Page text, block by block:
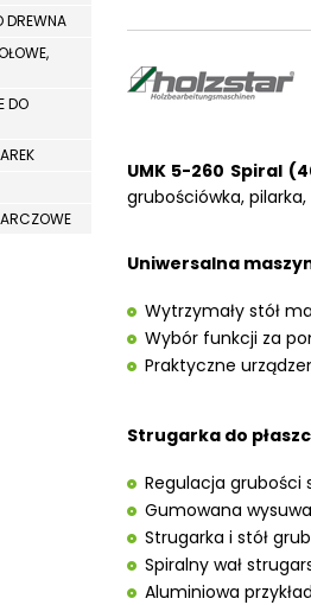
DO
MAGNETYCZNE
– FREZARKI STOŁOWE
DO BLACHY
DODATKOWE OPTIMUM
UMK 5-260 Spiral
grubościówka,
Uniwersalna
Wytrzymały stół
Wybór funkcji za
Praktyczne
Strugarka do
Regulacja grubości
Gumowana
Strugarka i stół
Spiralny wał
Aluminiowa
DREWNA
DO